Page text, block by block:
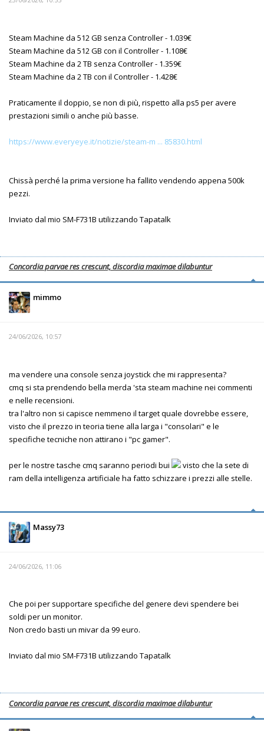
Steam Machine da 512 GB senza Controller - 1.039€
Steam Machine da 512 GB con il Controller - 1.108€
Steam Machine da 2 TB senza Controller - 1.359€
Steam Machine da 2 TB con il Controller - 1.428€
Praticamente il doppio, se non di più, rispetto alla ps5 per avere
prestazioni simili o anche più basse.
https://www.everyeye.it/notizie/steam-m ... 85830.html
Chissà perché la prima versione ha fallito vendendo appena 500k
pezzi.
Inviato dal mio SM-F731B utilizzando Tapatalk
Concordia parvae res crescunt, discordia maximae dilabuntur
mimmo
24/06/2026, 10:57
ma vendere una console senza joystick che mi rappresenta?
cmq si sta prendendo bella merda 'sta steam machine nei commenti
e nelle recensioni.
tra l'altro non si capisce nemmeno il target quale dovrebbe essere,
visto che il prezzo in teoria tiene alla larga i "consolari" e le
specifiche tecniche non attirano i "pc gamer".
per le nostre tasche cmq saranno periodi bui
visto che la sete di
ram della intelligenza artificiale ha fatto schizzare i prezzi alle stelle.
Massy73
24/06/2026, 11:06
Che poi per supportare specifiche del genere devi spendere bei
soldi per un monitor.
Non credo basti un mivar da 99 euro.
Inviato dal mio SM-F731B utilizzando Tapatalk
Concordia parvae res crescunt, discordia maximae dilabuntur